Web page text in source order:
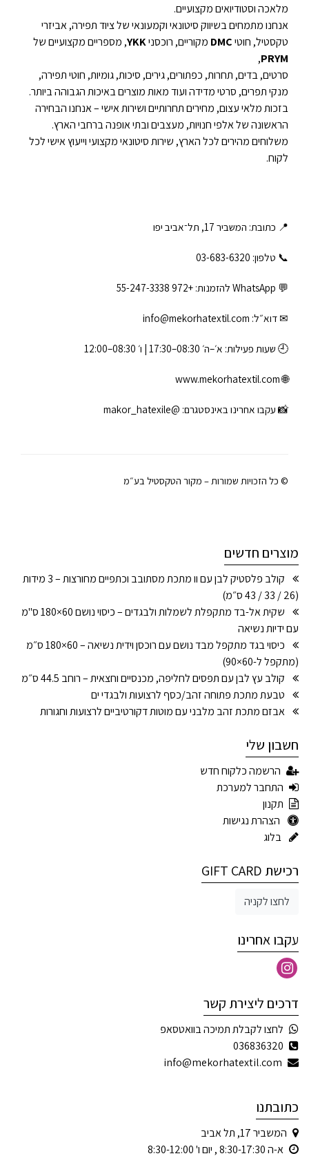
מלאכה וסטודיואים מקצועיים.
אנחנו מתמחים בשיווק סיטונאי וקמעונאי של ציוד תפירה, אביזרי
טקסטיל, חוטיDMC מקוריים, רוכסניYKK, מספריים מקצועיים של
PRYM
,
סרטים, בדים, תחרות, כפתורים, גירים, סיכות, גומיות, חוטי תפירה,
מנקי תפרים, סרטי מדידה ועוד מאות מוצרים באיכות הגבוהה ביותר.
בזכות מלאי עצום, מחירים תחרותיים ושירות אישי – אנחנו הבחירה
הראשונה של אלפי חנויות, מעצבים ובתי אופנה ברחבי הארץ.
משלוחים מהירים לכל הארץ, שירות סיטונאי מקצועי וייעוץ אישי לכל
לקוח.
📍 כתובת: המשביר 17, תל־אביב יפו
📞 טלפון: ‎03-683-6320
💬 WhatsApp להזמנות: +972 55-247-3338
✉ דוא״ל: info@mekorhatextil.com
🕘 שעות פעילות: א׳–ה׳ 08:30–17:30 | ו׳ 08:30–12:00
🌐
www.mekorhatextil.com
📸 עקבו אחרינו באינסטגרם: @makor_hatexile
© כל הזכויות שמורות – מקור הטקסטיל בע״מ
מוצרים חדשים
קולב פלסטיק לבן עם וו מתכת מסתובב וכתפיים מחורצות – 3 מידות
(26 / 33 / 43 ס״מ)
שקית אל-בד מתקפלת לשמלות ולבגדים – כיסוי נושם 60×180 ס"מ
עם ידיות נשיאה
כיסוי בגד מתקפל מבד נושם עם רוכסן וידית נשיאה – 60×180 ס״מ
(מתקפל ל-60×90)
קולב עץ לבן עם תפסים לחליפה, מכנסיים וחצאית – רוחב 44.5 ס״מ
טבעת מתכת פתוחה זהב/כסף לרצועות ולבגדי ים
אבזם מתכת זהב מלבני עם מוטות דקורטיביים לרצועות וחגורות
חשבון שלי
הרשמה כלקוח חדש
התחבר למערכת
תקנון
הצהרת נגישות
בלוג
רכישת GIFT CARD
לחצו לקניה
עקבו אחרינו
דרכים ליצירת קשר
לחצו לקבלת תמיכה בוואטסאפ
036836320
info@mekorhatextil.com
כתובתנו
המשביר 17, תל אביב
א-ה 8:30-17:30 , יום ו' 8:30-12:00